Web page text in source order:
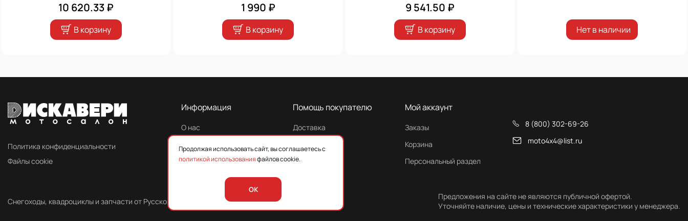
10 620.33 ₽
В корзину
1 990 ₽
В корзину
9 541.50 ₽
В корзину Нет в наличии
Политика конфиденциальности
Файлы cookie
Информация
О нас
Контакты
Помощь покупателю
Доставка
Мой аккаунт
Заказы
Корзина
Персональный раздел
8 (800) 302-69-26
moto4x4@list.ru
Снегоходы, квадроциклы и запчасти от Русской Механики
Предложения на сайте не являются публичной офертой.
Уточняйте наличие, цены и технические характеристики у менеджера.
Продолжая использовать сайт, вы соглашаетесь с
политикой использованияфайлов cookie.
OK